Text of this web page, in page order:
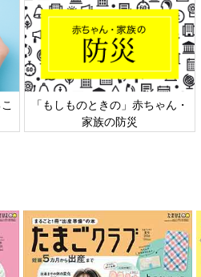
「もしものときの」赤ちゃん・
家族の防災